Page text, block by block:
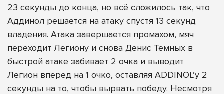
23 секунды до конца, но всё сложилось так, что
Аддинол решается на атаку спустя 13 секунд
владения. Атака завершается промахом, мяч
переходит Легиону и снова Денис Темных в
быстрой атаке забивает 2 очка и выводит
Легион вперед на 1 очко, оставляя ADDINOL’у 2
секунды на то, чтобы вырвать победу. Несмотря